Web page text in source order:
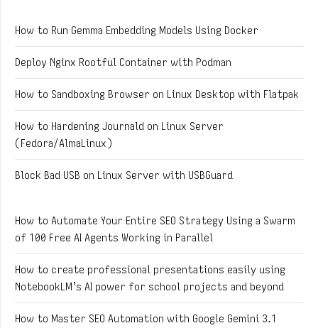
How to Run Gemma Embedding Models Using Docker
Deploy Nginx Rootful Container with Podman
How to Sandboxing Browser on Linux Desktop with Flatpak
How to Hardening Journald on Linux Server
(Fedora/AlmaLinux)
Block Bad USB on Linux Server with USBGuard
How to Automate Your Entire SEO Strategy Using a Swarm
of 100 Free AI Agents Working in Parallel
How to create professional presentations easily using
NotebookLM’s AI power for school projects and beyond
How to Master SEO Automation with Google Gemini 3.1